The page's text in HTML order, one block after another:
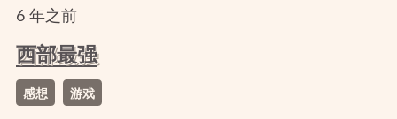
6年之前
西部最强
感想 游戏